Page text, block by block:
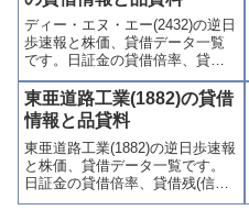
連情報を集計し、図解でわかり
やすくまとめて掲載していま
す。
ディー・エヌ・エー(2432)の逆日
歩速報と株価、貸借データ一覧
です。日証金の貸借倍率、貸借
残(信用買残、信用売残)、品貸料
(逆日歩)、東証の週末残高、規制
(注意喚起・申込停止)など、空売
り関連情報を集計し、図解でわ
かりやすくまとめて掲載してい
ます。
東亜道路工業(1882)の貸借
情報と品貸料
東亜道路工業(1882)の逆日歩速報
と株価、貸借データ一覧です。
日証金の貸借倍率、貸借残(信用
買残、信用売残)、品貸料(逆日